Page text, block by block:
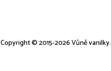
Copyright © 2015-2026 Vůně vanilky.